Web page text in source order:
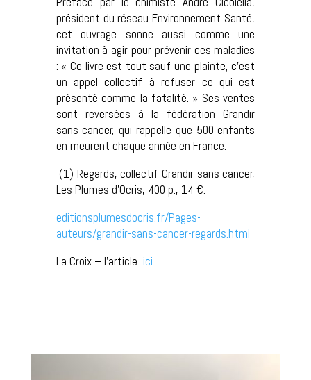
président du réseau Environnement Santé,
cet ouvrage sonne aussi comme une
invitation à agir pour prévenir ces maladies
: « Ce livre est tout sauf une plainte, c’est
un appel collectif à refuser ce qui est
présenté comme la fatalité. » Ses ventes
sont reversées à la fédération Grandir
sans cancer, qui rappelle que 500 enfants
en meurent chaque année en France.
(1) Regards, collectif Grandir sans cancer,
Les Plumes d’Ocris, 400 p., 14 €.
editionsplumesdocris.fr/Pages-
auteurs/grandir-sans-cancer-regards.html
La Croix – l’article ici